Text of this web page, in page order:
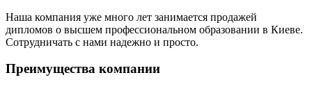
Наша компания уже много лет занимается продажей
дипломов о высшем профессиональном образовании в Киеве.
Сотрудничать с нами надежно и просто.
Преимущества компании